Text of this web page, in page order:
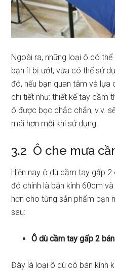
Ngoài ra, những loại ô có
bạn ít bị ướt, vừa có thể sử
đó, nếu bạn quan tâm và
chi tiết như: thiết kế tay cầm
ô được bọc chắc chắn, v.v.
mái hơn mỗi khi sử dụng.
3.2 Ô che mưa
Hiện nay ô dù cầm tay gấp
đó chính là bán kính 60cm
hơn cho từng sản phẩm bạn
sau:
Ô dù cầm tay gấp 2
Đây là loại ô dù có bán kính